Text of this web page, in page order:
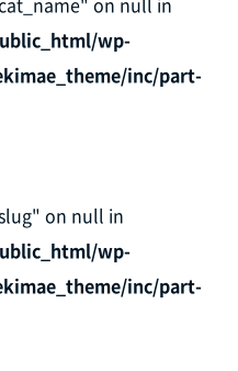
wp-
inc/part-
on null in
wp-
inc/part-